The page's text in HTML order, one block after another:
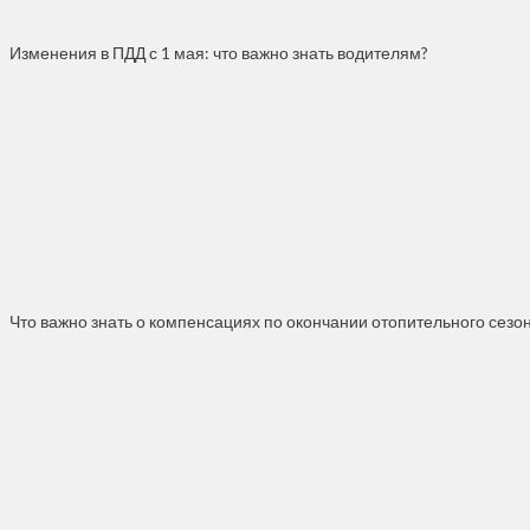
Изменения в ПДД с 1 мая: что важно знать водителям?
Что важно знать о компенсациях по окончании отопительного